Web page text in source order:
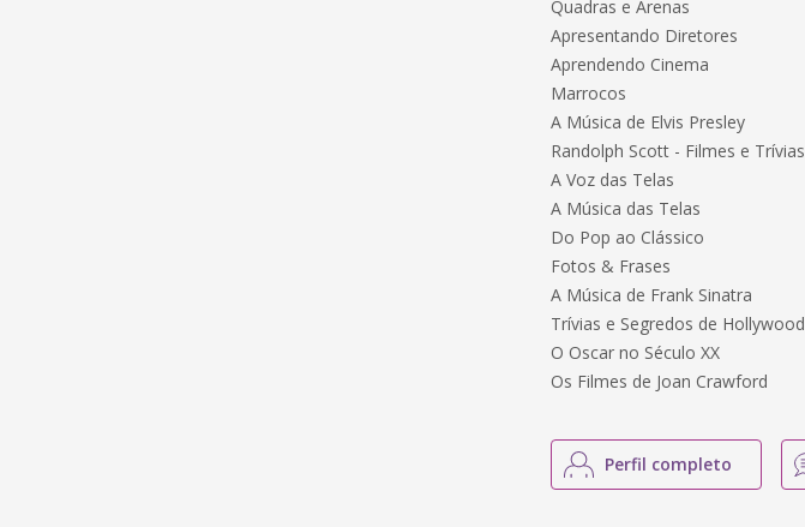
Quadras e Arenas
Apresentando Diretores
Aprendendo Cinema
Marrocos
A Música de Elvis Presley
Randolph Scott - Filmes e Trívias
A Voz das Telas
A Música das Telas
Do Pop ao Clássico
Fotos & Frases
A Música de Frank Sinatra
Trívias e Segredos de Hollywood
O Oscar no Século XX
Os Filmes de Joan Crawford
Perfil completo